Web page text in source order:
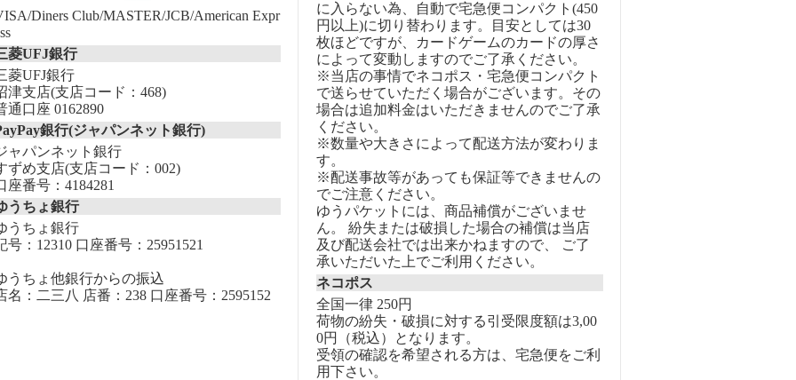
Diners Club/MASTER/JCB/American Expr
菱UFJ銀行
菱UFJ銀行
津支店(支店コード：468)
通口座 0162890
銀行(ジャパンネット銀行)
ャパンネット銀行
ずめ支店(支店コード：002)
座番号：4184281
うちょ銀行
うちょ銀行
号：12310 口座番号：25951521
うちょ他銀行からの振込
名：二三八 店番：238 口座番号：2595152
に入らない為、自動で宅急便コンパクト(450
円以上)に切り替わります。目安としては30
枚ほどですが、カードゲームのカードの厚さ
によって変動しますのでご了承ください。
※当店の事情でネコポス・宅急便コンパクト
で送らせていただく場合がございます。その
場合は追加料金はいただきませんのでご了承
ください。
※数量や大きさによって配送方法が変わりま
す。
※配送事故等があっても保証等できませんの
でご注意ください。
ゆうパケットには、商品補償がございませ
ん。 紛失または破損した場合の補償は当店
及び配送会社では出来かねますので、 ご了
承いただいた上でご利用ください。
ネコポス
全国一律 250円
荷物の紛失・破損に対する引受限度額は3,00
0円（税込）となります。
受領の確認を希望される方は、宅急便をご利
用下さい。